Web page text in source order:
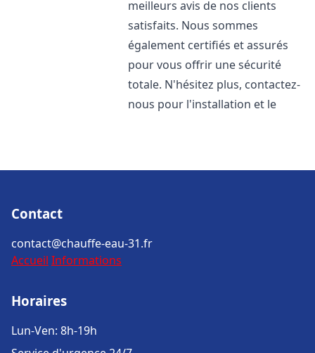
meilleurs avis de nos clients
satisfaits. Nous sommes
également certifiés et assurés
pour vous offrir une sécurité
totale. N'hésitez plus, contactez-
nous pour l'installation et le
Contact
contact@chauffe-eau-31.fr
Accueil Informations
Horaires
Lun-Ven: 8h-19h